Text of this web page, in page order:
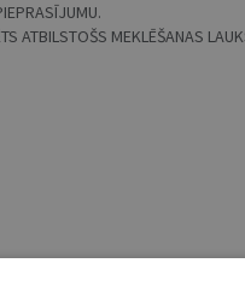
ATBILSTOŠS MEKLĒŠANAS